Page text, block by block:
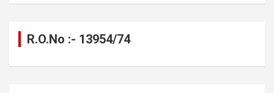
R.O.No :- 13954/74